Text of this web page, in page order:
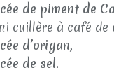
de piment de
cuillère à café de
d’origan,
de sel.